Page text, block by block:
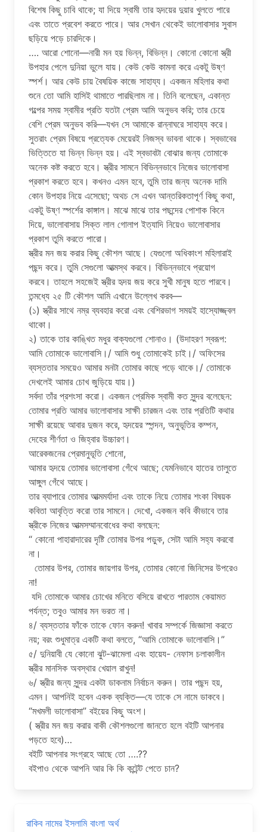
বিশেষ কিছু চাবি থাকে; যা দিয়ে স্বামী তার হৃদয়ের দুয়ার খুলতে পারে
এবং তাতে প্রবেশ করতে পারে। আর সেখান থেকেই ভালোবাসার সুবাস
ছড়িয়ে পড়ে চারদিকে।
…. আরো শোনো—নারী মন হয় ভিন্ন, বিভিন্ন। কোনো কোনো স্ত্রী
উপহার পেলে দুনিয়া ভুলে যায়। কেউ কেউ কামনা করে একটু উষ্ণ
স্পর্শ। আর কেউ চায় বৈষয়িক কাজে সাহায্য। একজন মহিলার কথা
শুনে তো আমি হাসিই থামাতে পারছিলাম না। তিনি বলেছেন, একান্ত
গল্পের সময় স্বামীর প্রতি যতটা প্রেম আমি অনুভব করি; তার চেয়ে
বেশি প্রেম অনুভব করি—যখন সে আমাকে রান্নাঘরে সাহায্য করে।
সুতরাং প্রেম বিষয়ে প্রত্যেক মেয়েরই নিজস্ব ভাবনা থাকে। স্বভাবের
ভিত্তিতে যা ভিন্ন ভিন্ন হয়। এই স্বভাবটা বোঝার জন্য তোমাকে
অনেক কষ্ট করতে হবে। স্ত্রীর সামনে বিভিন্নভাবে নিজের ভালোবাসা
প্রকাশ করতে হবে। কখনও এমন হবে, তুমি তার জন্য অনেক দামি
কোন উপহার নিয়ে এসেছো; অথচ সে এখন আন্তরিকতাপূর্ণ কিছু কথা,
একটু উষ্ণ স্পর্শের কাঙ্গাল। মাঝে মাঝে তার পছন্দের পোশাক কিনে
দিয়ে, ভালোবাসায় সিক্ত লাল গোলাপ ইত্যাদি নিয়েও ভালোবাসার
প্রকাশ তুমি করতে পারো।
স্ত্রীর মন জয় করার কিছু কৌশল আছে। যেগুলো অধিকাংশ মহিলারাই
পছন্দ করে। তুমি সেগুলো আত্মস্থ করবে। বিভিন্নভাবে প্রয়োগ
করবে। তাহলে সহজেই স্ত্রীর হৃদয় জয় করে সুখী মানুষ হতে পারবে।
তন্মধ্যে ২৫ টি কৌশল আমি এখানে উল্লেখ করব—
(১) স্ত্রীর সাথে নম্র ব্যবহার করো এবং বেশিরভাগ সময়ই হাস্যোজ্জ্বল
থাকো।
২) তাকে তার কাঙ্খিত মধুর বাক্যগুলো শোনাও। (উদাহরণ স্বরূপ:
আমি তোমাকে ভালোবাসি।/ আমি শুধু তোমাকেই চাই।/ অফিসের
ব্যস্ততার সময়েও আমার মনটা তোমার কাছে পড়ে থাকে।/ তোমাকে
দেখলেই আমার চোখ জুড়িয়ে যায়।)
সর্বদা তাঁর প্রশংসা করো। একজন প্রেমিক স্বামী কত সুন্দর বলেছেন:
তোমার প্রতি আমার ভালোবাসার সাক্ষী চারজন এবং তার প্রতিটি কথার
সাক্ষী রয়েছে আবার দুজন করে, হৃদয়ের স্পন্দন, অনুভূতির কম্পন,
দেহের শীর্ণতা ও জিহ্বার উচ্চারণ।
আরেকজনের প্রেমানুভূতি শোনো,
আমার হৃদয়ে তোমার ভালোবাসা গেঁথে আছে; যেমনিভাবে হাতের তালুতে
আঙ্গুল গেঁথে আছে।
তার ব্যাপারে তোমার আত্মমর্যাদা এবং তাকে নিয়ে তোমার শংকা বিষয়ক
কবিতা আবৃত্তি করো তার সামনে। দেখো, একজন কবি কীভাবে তার
স্ত্রীকে নিজের আত্মসম্মানবোধের কথা বলছেন:
“ কোনো পাহারাদারের দৃষ্টি তোমার উপর পড়ুক, সেটা আমি সহ্য করবো
না।
তোমার উপর, তোমার জায়গার উপর, তোমার কোনো জিনিসের উপরেও
না!
যদি তোমাকে আমার চোখের মনিতে বসিয়ে রাখতে পারতাম কেয়ামত
পর্যন্ত; তবুও আমার মন ভরত না।
৪/ ব্যস্ততার ফাঁকে তাকে ফোন করুন! খাবার সম্পর্কে জিজ্ঞাসা করতে
নয়; বরং শুধুমাত্র একটি কথা বলতে, “আমি তোমাকে ভালোবাসি।”
৫/ দুনিয়াবী যে কোনো ঝুট-ঝামেলা এবং হায়েয- নেফাস চলাকালীন
স্ত্রীর মানসিক অবস্থার খেয়াল রাখুন!
৬/ স্ত্রীর জন্য সুন্দর একটা ডাকনাম নির্বাচন করুন। তার পছন্দ হয়,
এমন। আপনিই হবেন একক ব্যক্তি—যে তাকে সে নামে ডাকবে।
“মখমলী ভালোবাসা” বইয়ের কিছু অংশ।
( স্ত্রীর মন জয় করার বাকী কৌশলগুলো জানতে হলে বইটি আপনার
পড়তে হবে)…
বইটি আপনার সংগ্রহে আছে তো ….??
বইপাও থেকে আপনি আর কি কি কন্টেন্ট পেতে চান?
রাকিব নামের ইসলামি বাংলা অর্থ